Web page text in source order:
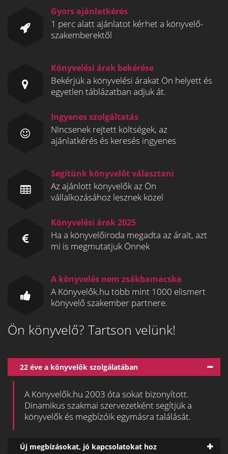
Gyors ajánlatkérés
1 perc alatt ajánlatot kérhet a könyvelő-
szakemberektől
Könyvelési árak bekérése
Bekérjük a könyvelési árakat Ön helyett és
egyetlen táblázatban adjuk át.
Ingyenes szolgáltatás
Nincsenek rejtett költségek, az
ajánlatkérés és keresés ingyenes
Segítünk könyvelőt választani
Az ajánlott könyvelők az Ön
vállalkozásához lesznek közel
Könyvelési árak 2025
Ha a könyvelőiroda megadta az árait, azt
mi is megmutatjuk Önnek
A könyvelés nem zsákbamacska
A Könyvelők.hu több mint 1000 elismert
könyvelő szakember partnere.
Ön könyvelő? Tartson velünk!
22 éve a könyvelők szolgálatában
A Könyvelők.hu 2003 óta sokat bizonyított.
Dinamikus szakmai szervezetként segítjük a
könyvelők és megbízóik egymásra találását.
Új megbízásokat, jó kapcsolatokat hoz